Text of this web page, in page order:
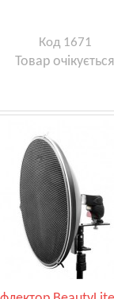
Код 1671
Товар очікується